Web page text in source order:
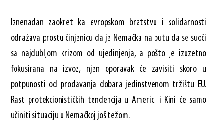
Iznenadan zaokret ka evropskom bratstvu i solidarnosti
odražava prostu činjenicu da je Nemačka na putu da se suoči
sa najdubljom krizom od ujedinjenja, a pošto je izuzetno
fokusirana na izvoz, njen oporavak će zavisiti skoro u
potpunosti od prodavanja dobara jedinstvenom tržištu EU.
Rast protekcionističkih tendencija u Americi i Kini će samo
učiniti situaciju u Nemačkoj još težom.